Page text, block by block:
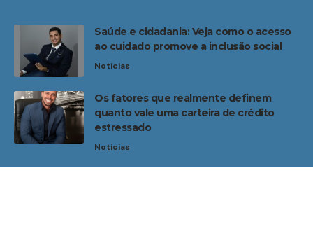
Saúde e cidadania: Veja como o acesso
ao cuidado promove a inclusão social
Noticias
Os fatores que realmente definem
quanto vale uma carteira de crédito
estressado
Noticias